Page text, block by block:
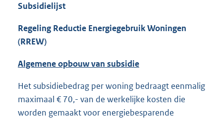
Subsidielijst
Regeling Reductie Energiegebruik Woningen
(RREW)
Algemene opbouw van subsidie
Het subsidiebedrag per woning bedraagt eenmalig
maximaal € 70,- van de werkelijke kosten die
worden gemaakt voor energiebesparende